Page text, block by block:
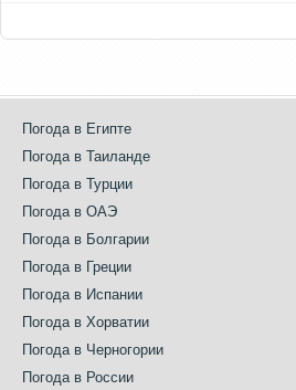
Погода в Египте
Погода в Таиланде
Погода в Турции
Погода в ОАЭ
Погода в Болгарии
Погода в Греции
Погода в Испании
Погода в Хорватии
Погода в Черногории
Погода в России